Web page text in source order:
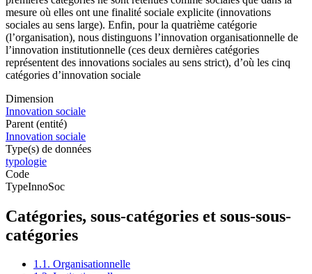
mesure où elles ont une finalité sociale explicite (innovations
sociales au sens large). Enfin, pour la quatrième catégorie
(l’organisation), nous distinguons l’innovation organisationnelle de
l’innovation institutionnelle (ces deux dernières catégories
représentent des innovations sociales au sens strict), d’où les cinq
catégories d’innovation sociale
Dimension
Innovation sociale
Parent (entité)
Innovation sociale
Type(s) de données
typologie
Code
TypeInnoSoc
Catégories, sous-catégories et sous-sous-
catégories
1.1. Organisationnelle